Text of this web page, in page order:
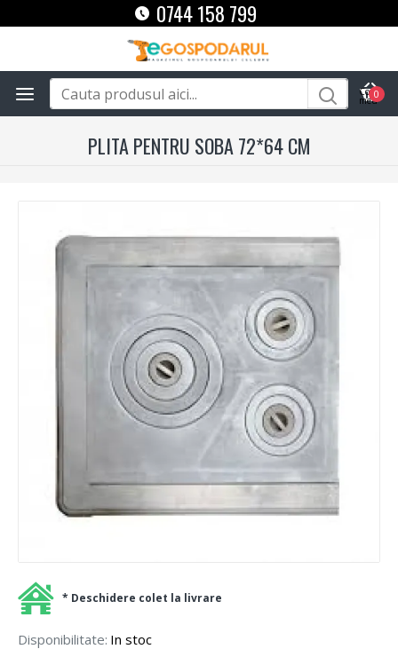
0744 158 799
0
PLITA PENTRU SOBA 72*64 CM
Disponibilitate: In stoc
* Deschidere colet la livrare